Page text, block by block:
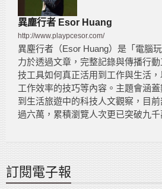
異塵行者 Esor Huang
http://www.playpcesor.com/
異塵行者（Esor Huang）是「電腦
力於透過文章，完整記錄與傳播行
技工具如何真正活用到工作與生活
工作效率的技巧等內容。主題會涵
到生活旅遊中的科技人文觀察，目
過六萬，累積瀏覽人次更已突破九千
訂閱電子報